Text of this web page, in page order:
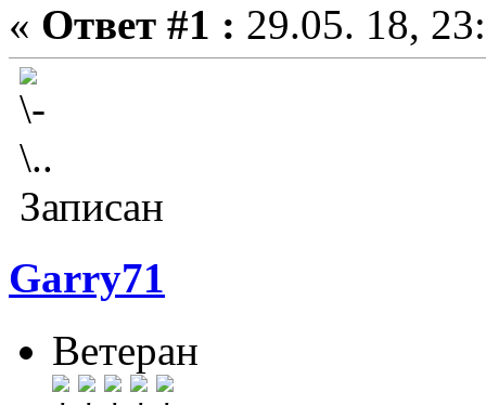
« Ответ #1 : 29.05. 18,
Записан
Garry71
Ветеран